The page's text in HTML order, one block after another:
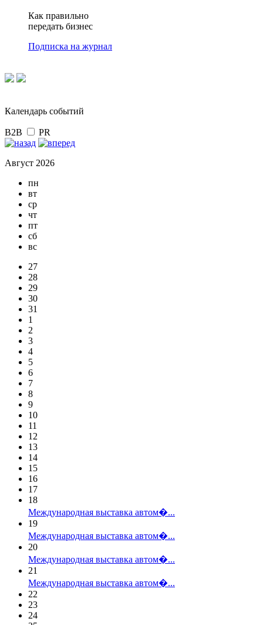
Как правильно
передать бизнес
Подписка на журнал
Календарь событий
B2B PR
Август 2026
пн
вт
ср
чт
пт
сб
вс
27
28
29
30
31
1
2
3
4
5
6
7
8
9
10
11
12
13
14
15
16
17
18
Международная выставка автом�...
19
Международная выставка автом�...
20
Международная выставка автом�...
21
Международная выставка автом�...
22
23
24